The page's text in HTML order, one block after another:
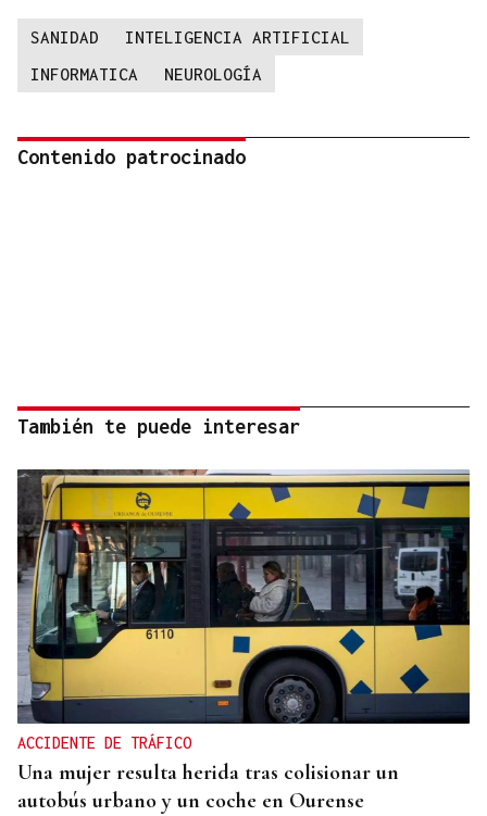
SANIDAD
INTELIGENCIA ARTIFICIAL
INFORMATICA
NEUROLOGÍA
Contenido patrocinado
También te puede interesar
ACCIDENTE DE TRÁFICO
Una mujer resulta herida tras colisionar un
autobús urbano y un coche en Ourense